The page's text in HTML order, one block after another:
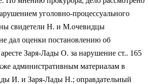
уголовно-процессуального
свидетели Н. и М.очевидцы
дал оценки постановлению об
Заря-Лады О. за нарушение ст.. 165
административным материалам в
И. и Заря-Лады Н.; оправдательный